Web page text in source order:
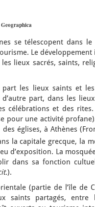
se télescopent dans
Le
lieux sacrés, saints,
les lieux saints et
part, dans les
célébrations et des
pour une activité
églises, à Athènes
la capitale grecque, la
d’exposition. La
dans sa fonction
).
(partie de l’île de
saints partagés,